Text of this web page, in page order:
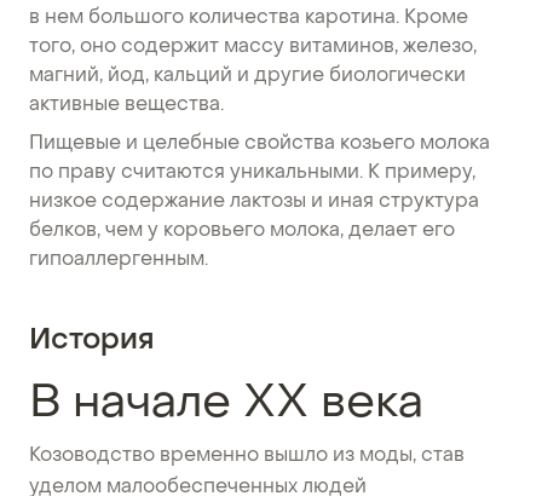
в нем большого количества каротина. Кроме
того, оно содержит массу витаминов, железо,
магний, йод, кальций и другие биологически
активные вещества.
Пищевые и целебные свойства козьего молока
по праву считаются уникальными. К примеру,
низкое содержание лактозы и иная структура
белков, чем у коровьего молока, делает его
гипоаллергенным.
История
В начале XX века
Козоводство временно вышло из моды, став
уделом малообеспеченных людей